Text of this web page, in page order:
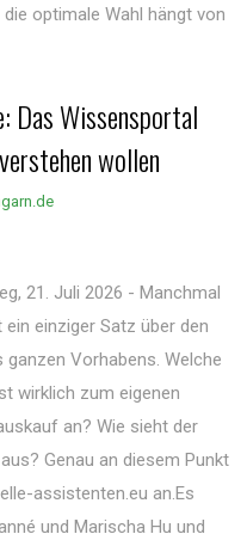
optimale Wahl hängt von
Das Wissensportal
wollen
21. Juli 2026 - Manchmal
einziger Satz über den
ganzen Vorhabens. Welche
wirklich zum eigenen
an? Wie sieht der
Genau an diesem Punkt
assistenten.eu an.Es
und Marischa Hu und